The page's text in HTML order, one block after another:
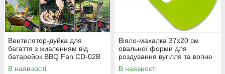
Вентилятор-дуйка для
багаття з живленням від
батарейок BBQ Fan CD-02B
Чорний
В наявності
Віяло-махалка 37х20 см
овальної форми для
роздування вугілля та вогню
3150N
В наявності